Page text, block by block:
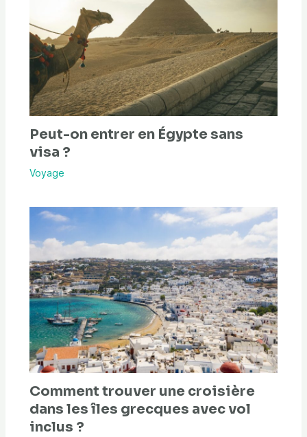
Peut-on entrer en Égypte sans
visa ?
Voyage
Comment trouver une croisière
dans les îles grecques avec vol
inclus ?